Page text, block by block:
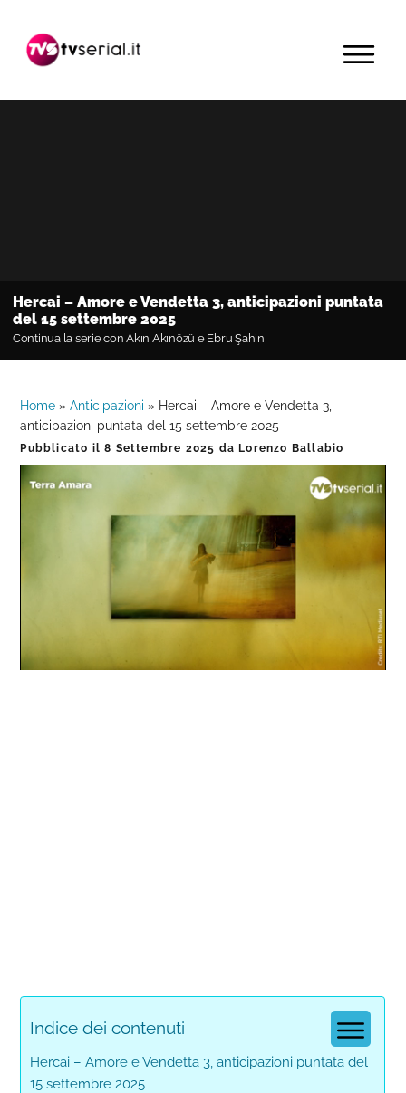
navigazione
contenuto
barra
primaria
MENU
Hercai – Amore e Vendetta 3, anticipazioni puntata
del 15 settembre 2025
Continua la serie con Akın Akınözü e Ebru Şahin
Home »Anticipazioni » Hercai – Amore e Vendetta 3,
anticipazioni puntata del 15 settembre 2025
Pubblicato il8 Settembre 2025 da Lorenzo Ballabio
0%
Progress
0%
Indice dei contenuti
Hercai – Amore e Vendetta 3, anticipazioni puntata del
15 settembre 2025